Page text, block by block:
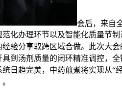
会后，来自
化办理环节以及智能化质量节
验分享取跨区域合做。此次大
到汤剂质量的闭环精准调控，
日趋完美，中药煎煮将实现从